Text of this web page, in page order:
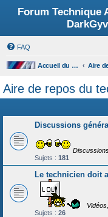
Forum Technique
FAQ
Accueil du forum
Aire de repos du
Discussions
Sujets : 181
Le technicien doit
Sujets : 26